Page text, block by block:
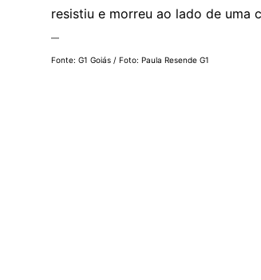
resistiu e morreu ao lado de uma
—
Fonte: G1 Goiás / Foto: Paula Resende G1